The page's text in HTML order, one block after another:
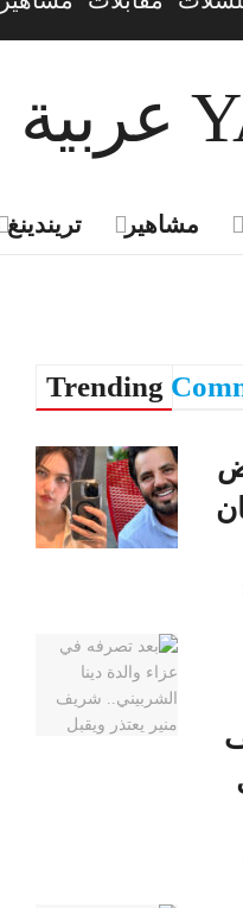
تريندينغ مشاهير
Trending